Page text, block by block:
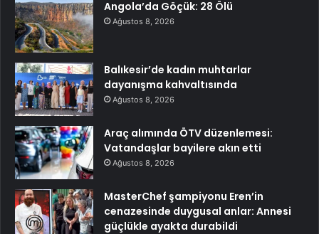
Angola’da Göçük: 28 Ölü
Ağustos 8, 2026
Balıkesir’de kadın muhtarlar
dayanışma kahvaltısında
Ağustos 8, 2026
Araç alımında ÖTV düzenlemesi:
Vatandaşlar bayilere akın etti
Ağustos 8, 2026
MasterChef şampiyonu Eren’in
cenazesinde duygusal anlar: Annesi
güçlükle ayakta durabildi